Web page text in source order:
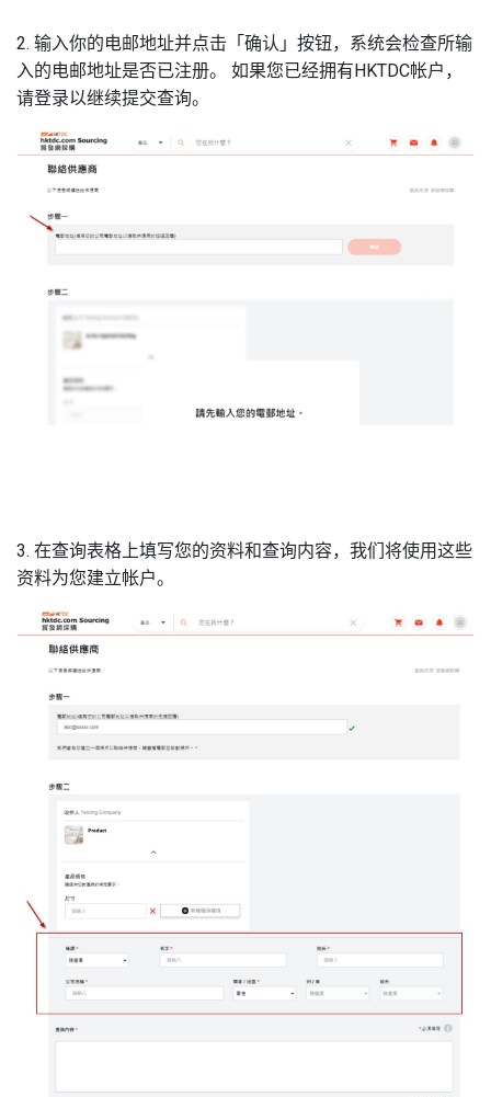
2. 输入你的电邮地址并点击「确认」按钮，系统会检查所输
入的电邮地址是否已注册。 如果您已经拥有HKTDC帐户，
请登录以继续提交查询。
3. 在查询表格上填写您的资料和查询内容，我们将使用这些
资料为您建立帐户。